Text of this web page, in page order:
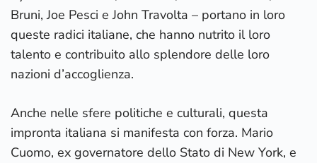
Bruni, Joe Pesci e John Travolta – portano in loro
queste radici italiane, che hanno nutrito il loro
talento e contribuito allo splendore delle loro
nazioni d’accoglienza.
Anche nelle sfere politiche e culturali, questa
impronta italiana si manifesta con forza. Mario
Cuomo, ex governatore dello Stato di New York, e